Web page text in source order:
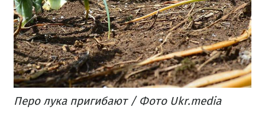
Перо лука пригибают / Фото Ukr.media